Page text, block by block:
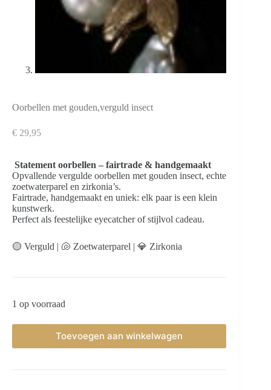
Oorbellen met gouden,verguld insect
€ 29,95
Statement oorbellen – fairtrade & handgemaakt
Opvallende vergulde oorbellen met gouden insect, echte
zoetwaterparel en zirkonia’s.
Fairtrade, handgemaakt en uniek: elk paar is een klein
kunstwerk.
Perfect als feestelijke eyecatcher of stijlvol cadeau.
🟡 Verguld | 🐚 Zoetwaterparel | 💎 Zirkonia
1 op voorraad
Toevoegen aan winkelwagen